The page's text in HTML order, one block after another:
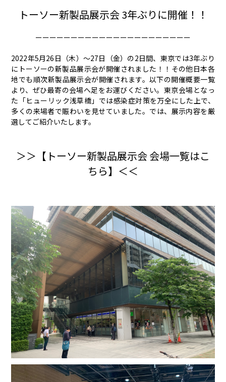
トーソー新製品展示会 3年ぶりに開催！！
ーーーーーーーーーーーーーーーーーーーーーー
2022年5月26日（木）〜27日（金）の2日間、東京では3年ぶり
にトーソーの新製品展示会が開催されました！！その他日本各
地でも順次新製品展示会が開催されます。以下の開催概要一覧
より、ぜひ最寄の会場へ足をお運びください。東京会場となっ
た「ヒューリック浅草橋」では感染症対策を万全にした上で、
多くの来場者で賑わいを見せていました。では、展示内容を厳
選してご紹介いたします。
＞＞【トーソー新製品展示会 会場一覧はこ
ちら】＜＜